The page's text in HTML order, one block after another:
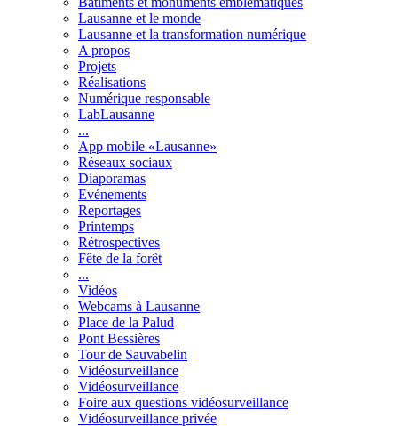
Lausanne et le monde
Lausanne et la transformation numérique
A propos
Projets
Réalisations
Numérique responsable
LabLausanne
...
App mobile «Lausanne»
Réseaux sociaux
Diaporamas
Evénements
Reportages
Printemps
Rétrospectives
Fête de la forêt
...
Vidéos
Webcams à Lausanne
Place de la Palud
Pont Bessières
Tour de Sauvabelin
Vidéosurveillance
Vidéosurveillance
Foire aux questions vidéosurveillance
Vidéosurveillance privée